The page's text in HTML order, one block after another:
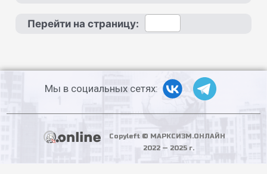
Перейти на страницу:
Мы в социальных сетях:
Copyleft © МАРКСИЗМ.ОНЛАЙН
2022 — 2025 г.